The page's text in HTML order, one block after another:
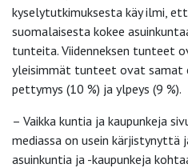
kyselytutkimuksesta käy ilmi,
suomalaisesta kokee
tunteita. Viidenneksen tunteet
yleisimmät tunteet ovat samat
pettymys (10 %) ja ylpeys (9 %).
– Vaikka kuntia ja kaupunkeja
mediassa on usein
asuinkuntia ja -kaupunkeja